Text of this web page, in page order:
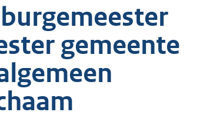
gemeente